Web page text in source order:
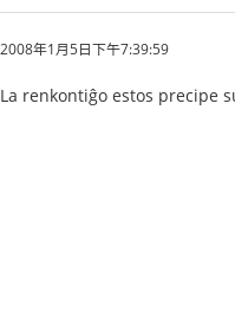
2008年1月5日下午7:39:59
La renkontiĝo estos precipe